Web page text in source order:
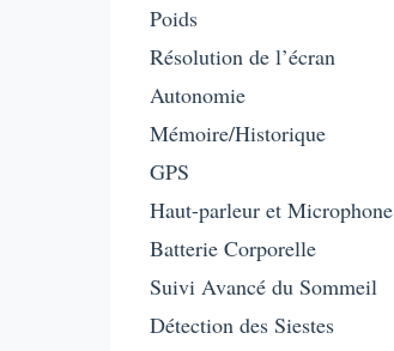
Poids
Résolution de l’écran
Autonomie
Mémoire/Historique
GPS
Haut-parleur et Microphone
Batterie Corporelle
Suivi Avancé du Sommeil
Détection des Siestes